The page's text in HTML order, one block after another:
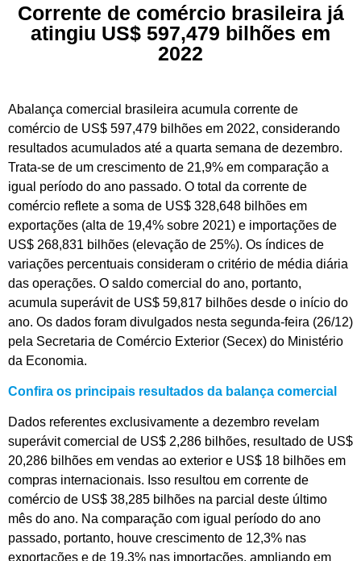
Corrente de comércio brasileira já
atingiu US$ 597,479 bilhões em
2022
Abalança comercial brasileira acumula corrente de
comércio de US$ 597,479 bilhões em 2022, considerando
resultados acumulados até a quarta semana de dezembro.
Trata-se de um crescimento de 21,9% em comparação a
igual período do ano passado. O total da corrente de
comércio reflete a soma de US$ 328,648 bilhões em
exportações (alta de 19,4% sobre 2021) e importações de
US$ 268,831 bilhões (elevação de 25%). Os índices de
variações percentuais consideram o critério de média diária
das operações. O saldo comercial do ano, portanto,
acumula superávit de US$ 59,817 bilhões desde o início do
ano. Os dados foram divulgados nesta segunda-feira (26/12)
pela Secretaria de Comércio Exterior (Secex) do Ministério
da Economia.
Confira os principais resultados da balança comercial
Dados referentes exclusivamente a dezembro revelam
superávit comercial de US$ 2,286 bilhões, resultado de US$
20,286 bilhões em vendas ao exterior e US$ 18 bilhões em
compras internacionais. Isso resultou em corrente de
comércio de US$ 38,285 bilhões na parcial deste último
mês do ano. Na comparação com igual período do ano
passado, portanto, houve crescimento de 12,3% nas
exportações e de 19,3% nas importações, ampliando em